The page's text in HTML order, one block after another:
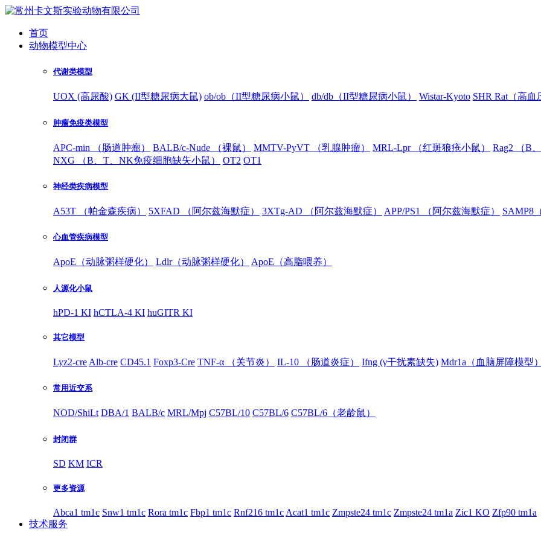
首页
动物模型中心
代谢类模型
UOX (高尿酸) GK (II型糖尿病大鼠) ob/ob（II型糖尿病小鼠） db/db（II型糖尿病小鼠） Wistar-Kyoto SHR Rat（高血
肿瘤免疫类模型
APC-min （肠道肿瘤） BALB/c-Nude （裸鼠） MMTV-PyVT （乳腺肿瘤） MRL-Lpr （红斑狼疮小鼠） Rag2 （B
NXG （B、T、NK免疫细胞缺失小鼠）
OT2 OT1
神经类疾病模型
A53T （帕金森疾病） 5XFAD （阿尔兹海默症） 3XTg-AD （阿尔兹海默症） APP/PS1 （阿尔兹海默症） SAMP8
心血管疾病模型
ApoE（动脉粥样硬化） Ldlr（动脉粥样硬化） ApoE（高脂喂养）
人源化小鼠
hPD-1 KI hCTLA-4 KI huGITR KI
其它模型
Lyz2-cre Alb-cre CD45.1 Foxp3-Cre TNF-α （关节炎） IL-10 （肠道炎症） Ifng (γ干扰素缺失) Mdr1a（血脑屏障模型）
常用近交系
NOD/ShiLt DBA/1 BALB/c MRL/Mpj C57BL/10 C57BL/6 C57BL/6（老龄鼠）
封闭群
SD KM ICR
更多资源
Abca1 tm1c Snw1 tm1c Rora tm1c Fbp1 tm1c Rnf216 tm1c Acat1 tm1c Zmpste24 tm1c Zmpste24 tm1a Zic1 KO Zfp90 tm1a
技术服务